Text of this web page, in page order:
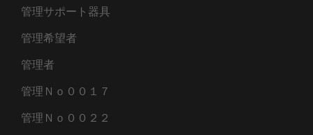
管理サポート器具
管理希望者
管理者
管理Ｎｏ００１７
管理Ｎｏ００２２